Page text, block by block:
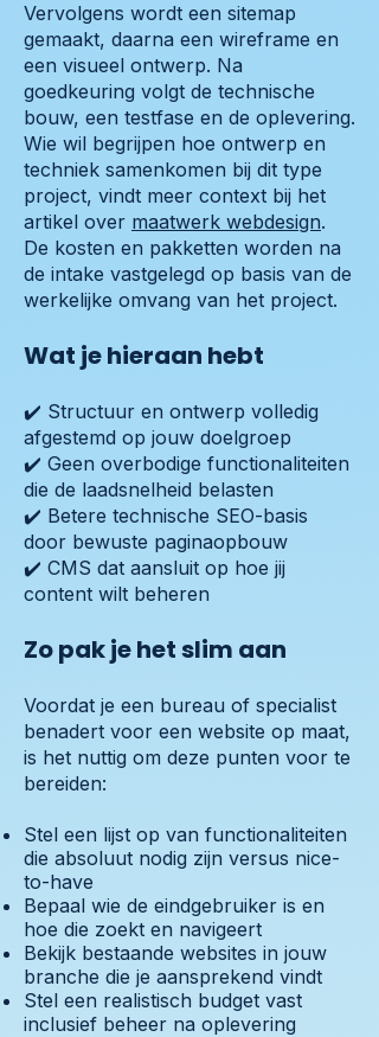
Vervolgens wordt een sitemap
gemaakt, daarna een wireframe en
een visueel ontwerp. Na
goedkeuring volgt de technische
bouw, een testfase en de oplevering.
Wie wil begrijpen hoe ontwerp en
techniek samenkomen bij dit type
project, vindt meer context bij het
artikel over maatwerk webdesign.
De kosten en pakketten worden na
de intake vastgelegd op basis van de
werkelijke omvang van het project.
Wat je hieraan hebt
✔️ Structuur en ontwerp volledig
afgestemd op jouw doelgroep
✔️ Geen overbodige functionaliteiten
die de laadsnelheid belasten
✔️ Betere technische SEO-basis
door bewuste paginaopbouw
✔️ CMS dat aansluit op hoe jij
content wilt beheren
Zo pak je het slim aan
Voordat je een bureau of specialist
benadert voor een website op maat,
is het nuttig om deze punten voor te
bereiden:
Stel een lijst op van functionaliteiten
die absoluut nodig zijn versus nice-
to-have
Bepaal wie de eindgebruiker is en
hoe die zoekt en navigeert
Bekijk bestaande websites in jouw
branche die je aansprekend vindt
Stel een realistisch budget vast
inclusief beheer na oplevering